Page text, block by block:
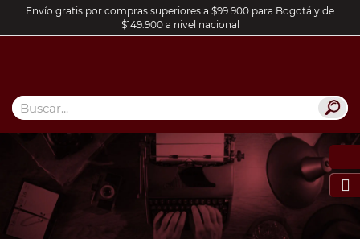
Envío gratis por compras superiores a $99.900 para Bogotá y de
$149.900 a nivel nacional
